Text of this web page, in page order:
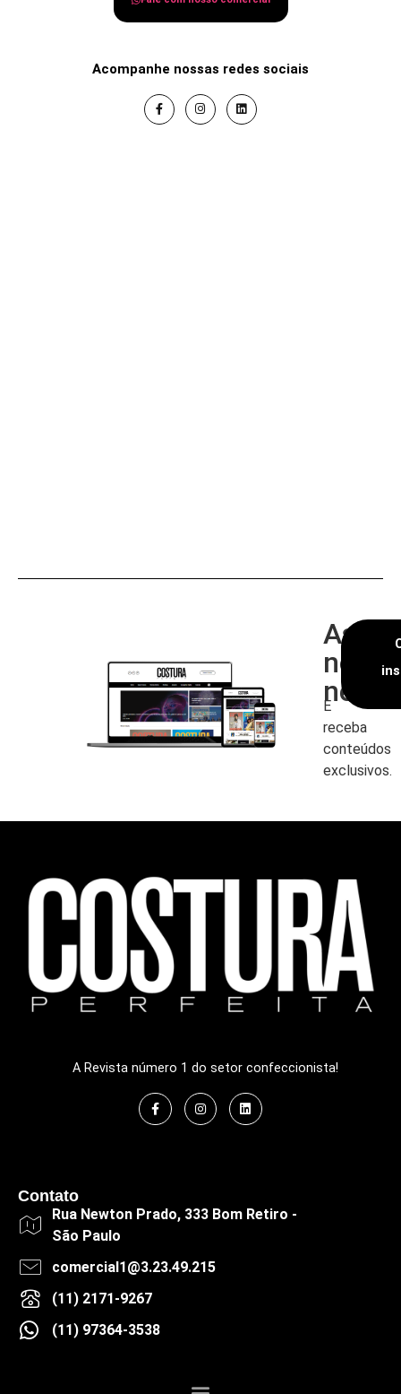
Acompanhe nossas redes sociais
nossa
E
receba
conteúdos
exclusivos.
A Revista número 1 do setor confeccionista!
Contato
Rua Newton Prado, 333 Bom Retiro -
São Paulo
comercial1@3.23.49.215
(11) 2171-9267
(11) 97364-3538